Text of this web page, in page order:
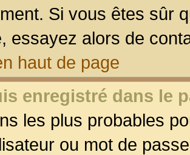
Si vous êtes sûr
essayez alors de
haut de page
enregistré dans le
les plus probables
ou mot de